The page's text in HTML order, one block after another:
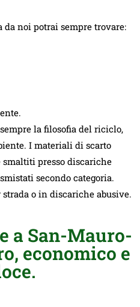
da noi potrai sempre trovare:
la filosofia del riciclo,
I materiali di scarto
presso discariche
secondo categoria.
o in discariche abusive.
a San-Mauro-
economico e